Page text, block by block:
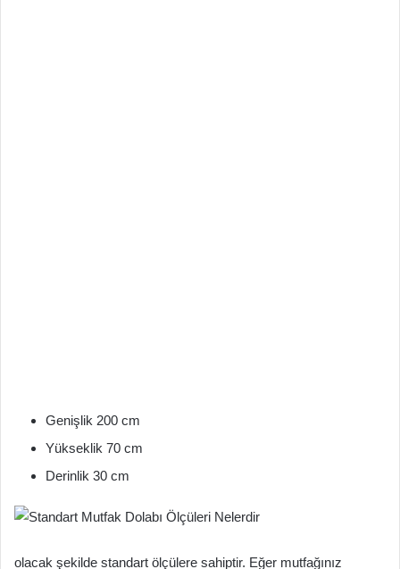
Genişlik 200 cm
Yükseklik 70 cm
Derinlik 30 cm
olacak şekilde standart ölçülere sahiptir. Eğer mutfağınız